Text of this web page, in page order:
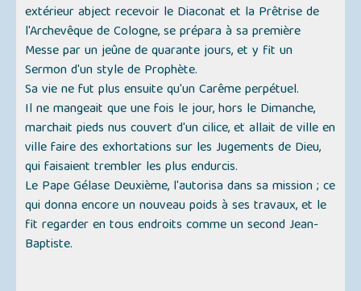
extérieur abject recevoir le Diaconat et la Prêtrise de
l'Archevêque de Cologne, se prépara à sa première
Messe par un jeûne de quarante jours, et y fit un
Sermon d'un style de Prophète.
Sa vie ne fut plus ensuite qu'un Carême perpétuel.
Il ne mangeait que une fois le jour, hors le Dimanche,
marchait pieds nus couvert d'un cilice, et allait de ville en
ville faire des exhortations sur les Jugements de Dieu,
qui faisaient trembler les plus endurcis.
Le Pape Gélase Deuxième, l'autorisa dans sa mission ; ce
qui donna encore un nouveau poids à ses travaux, et le
fit regarder en tous endroits comme un second Jean-
Baptiste.